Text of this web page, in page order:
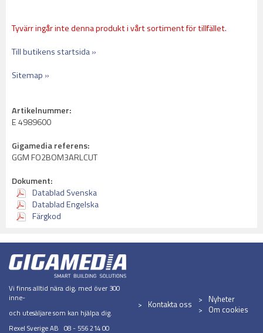
Tyvärr ingår inte denna produkt i vårt sortiment för tillfället.
Till butikens startsida »
Sitemap »
Artikelnummer:
E 4989600
Gigamedia referens:
GGM FO2BOM3ARLCUT
Dokument:
Datablad Svenska
Datablad Engelska
Färgkod
Vi finns alltid nära dig, med över 300
inne-
och utesäljare som kan hjälpa dig.
Rexel Sverige AB 08 - 556 214 00
Kontakta oss
Nyheter
Om cookies